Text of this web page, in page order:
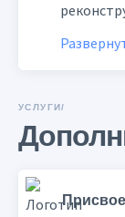
УСЛУГИ/